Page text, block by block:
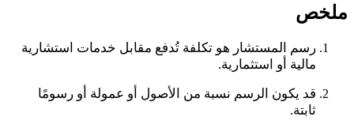
ملخص
رسم المستشار هو تكلفة تُدفع مقابل خدمات استشارية
مالية أو استثمارية.
قد يكون الرسم نسبة من الأصول أو عمولة أو رسومًا
ثابتة.